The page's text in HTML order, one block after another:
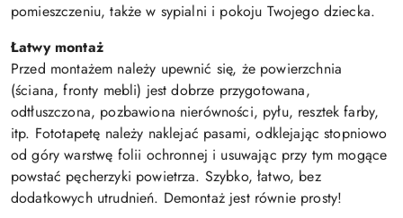
pomieszczeniu, także w sypialni i pokoju Twojego dziecka.
Łatwy montaż
Przed montażem należy upewnić się, że powierzchnia
(ściana, fronty mebli) jest dobrze przygotowana,
odtłuszczona, pozbawiona nierówności, pyłu, resztek farby,
itp. Fototapetę należy naklejać pasami, odklejając stopniowo
od góry warstwę folii ochronnej i usuwając przy tym mogące
powstać pęcherzyki powietrza. Szybko, łatwo, bez
dodatkowych utrudnień. Demontaż jest równie prosty!